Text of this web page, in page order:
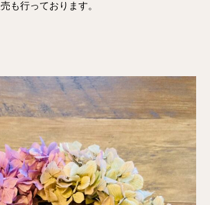
も行っております。